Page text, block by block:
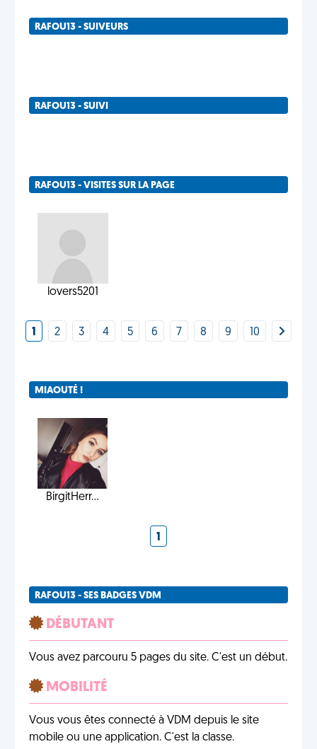
RAFOU13 - SUIVEURS
RAFOU13 - SUIVI
RAFOU13 - VISITES SUR LA PAGE
lovers5201
1 2 3 4 5 6 7 8 9 10
MIAOUTÉ !
BirgitHerr...
1
RAFOU13 - SES BADGES VDM
DÉBUTANT
Vous avez parcouru 5 pages du site. C'est un début.
MOBILITÉ
Vous vous êtes connecté à VDM depuis le site
mobile ou une application. C'est la classe.